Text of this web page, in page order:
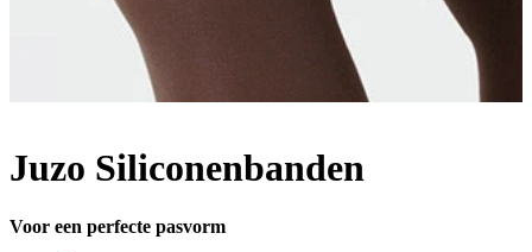
Juzo Siliconenbanden
Voor een perfecte pasvorm